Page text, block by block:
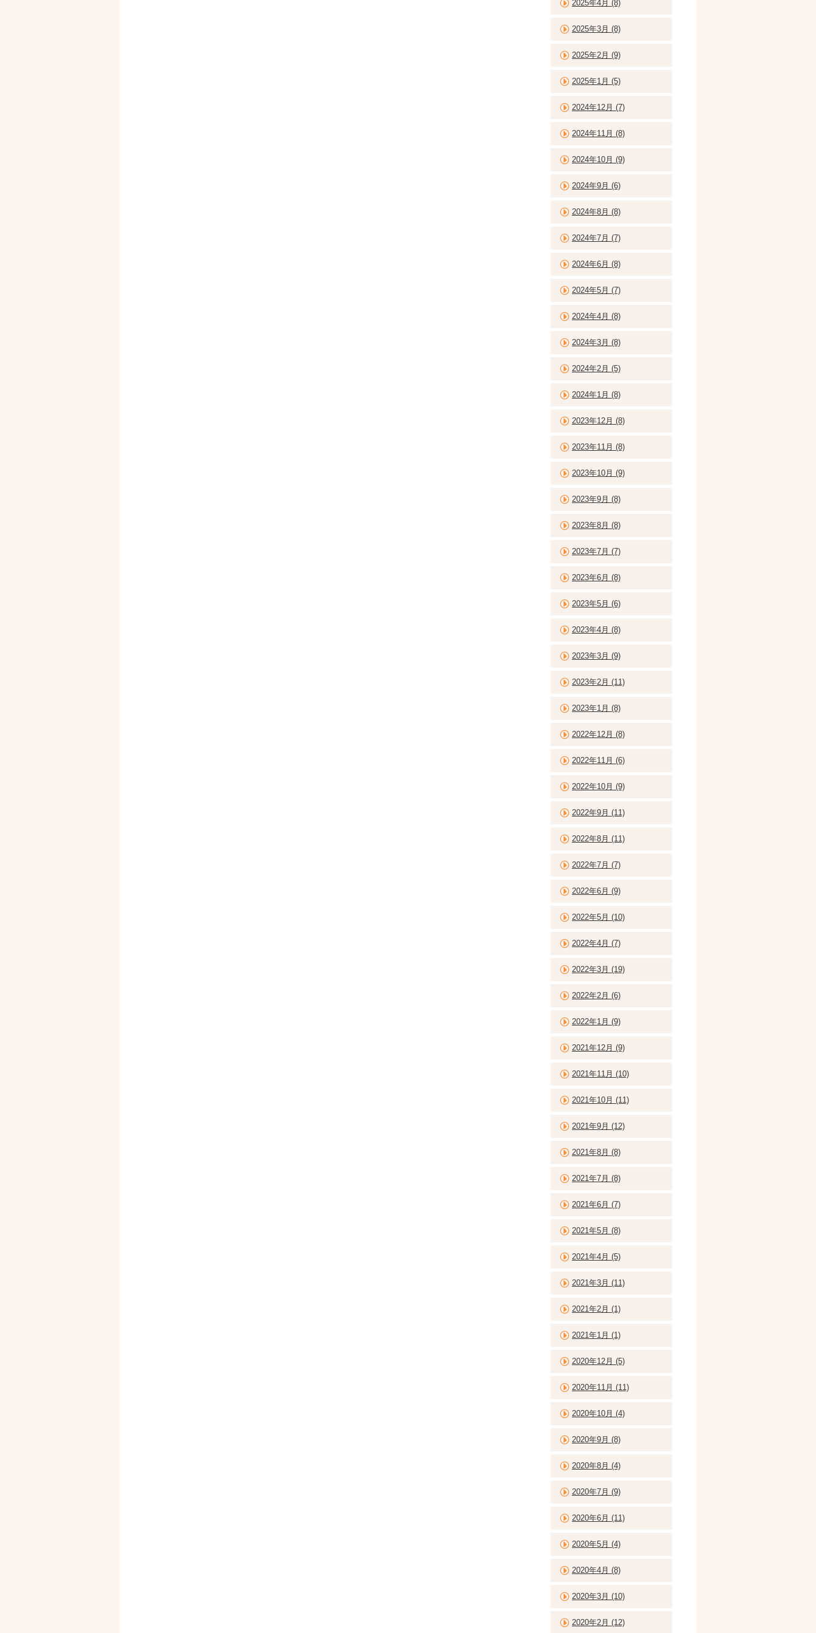
2025年4月 (8)
2025年3月 (8)
2025年2月 (9)
2025年1月 (5)
2024年12月 (7)
2024年11月 (8)
2024年10月 (9)
2024年9月 (6)
2024年8月 (8)
2024年7月 (7)
2024年6月 (8)
2024年5月 (7)
2024年4月 (8)
2024年3月 (8)
2024年2月 (5)
2024年1月 (8)
2023年12月 (8)
2023年11月 (8)
2023年10月 (9)
2023年9月 (8)
2023年8月 (8)
2023年7月 (7)
2023年6月 (8)
2023年5月 (6)
2023年4月 (8)
2023年3月 (9)
2023年2月 (11)
2023年1月 (8)
2022年12月 (8)
2022年11月 (6)
2022年10月 (9)
2022年9月 (11)
2022年8月 (11)
2022年7月 (7)
2022年6月 (9)
2022年5月 (10)
2022年4月 (7)
2022年3月 (19)
2022年2月 (6)
2022年1月 (9)
2021年12月 (9)
2021年11月 (10)
2021年10月 (11)
2021年9月 (12)
2021年8月 (8)
2021年7月 (8)
2021年6月 (7)
2021年5月 (8)
2021年4月 (5)
2021年3月 (11)
2021年2月 (1)
2021年1月 (1)
2020年12月 (5)
2020年11月 (11)
2020年10月 (4)
2020年9月 (8)
2020年8月 (4)
2020年7月 (9)
2020年6月 (11)
2020年5月 (4)
2020年4月 (8)
2020年3月 (10)
2020年2月 (12)